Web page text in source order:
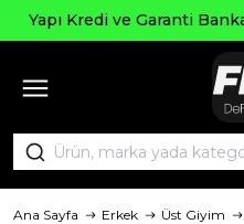
Garanti Bankasına Peşin
Ana Sayfa Erkek Üst Giyim